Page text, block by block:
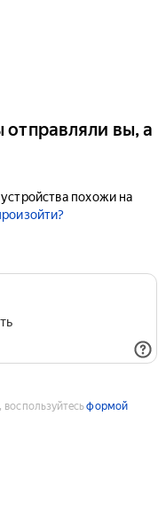
отправляли вы, а
похожи на
формой